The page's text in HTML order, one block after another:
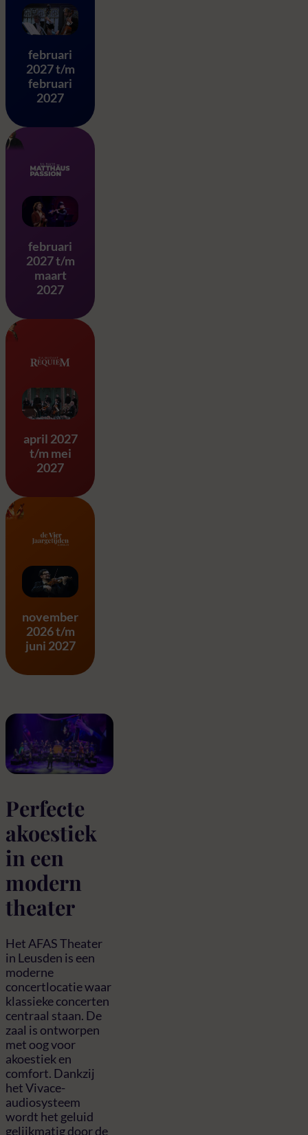
Eine Kleine Nachtmusik –
februari
2027 t/m
februari
2027
Matthäus Passion – J.S.
februari
2027 t/m
maart
2027
Requiem & Eine Kleine
april 2027
t/m mei
2027
Vier Jaargetijden – A.
november
2026 t/m
juni 2027
Perfecte
akoestiek
in een
modern
theater
Het AFAS Theater
in Leusden is een
moderne
concertlocatie waar
klassieke concerten
centraal staan. De
zaal is ontworpen
met oog voor
akoestiek en
comfort. Dankzij
het Vivace-
audiosysteem
wordt het geluid
gelijkmatig door de